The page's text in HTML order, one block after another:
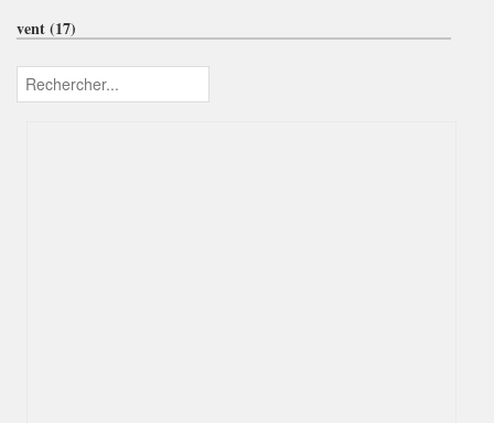
vent (17)